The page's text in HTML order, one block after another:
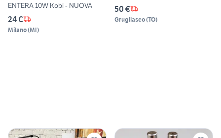
ENTERA 10W Kobi - NUOVA
24 €
Milano(MI)
50 €
Grugliasco(TO)